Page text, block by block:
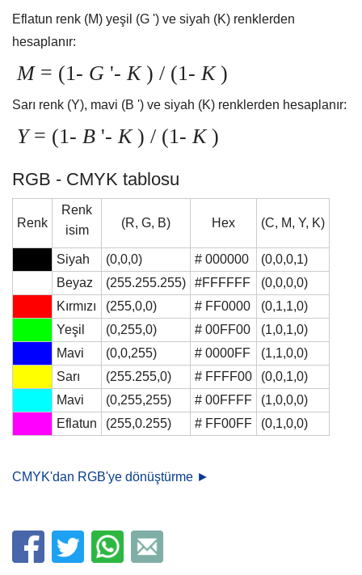
Eflatun renk (M) yeşil (G ') ve siyah (K) renklerden
hesaplanır:
M= (1- G '-K) / (1-K)
Sarı renk (Y), mavi (B ') ve siyah (K) renklerden hesaplanır:
Y= (1- B '-K) / (1-K)
RGB - CMYK tablosu
Renk
Renk
isim
(R, G, B) Hex (C, M, Y, K)
Siyah (0,0,0) # 000000
(0,0,0,1)
Beyaz
(255.255.255) #FFFFFF
(0,0,0,0)
Kırmızı
(255,0,0) # FF0000
(0,1,1,0)
Yeşil
(0,255,0) # 00FF00
(1,0,1,0)
Mavi
(0,0,255) # 0000FF
(1,1,0,0)
Sarı
(255.255,0) # FFFF00
(0,0,1,0)
Mavi
(0,255,255) # 00FFFF
(1,0,0,0)
Eflatun
(255,0.255) # FF00FF (0,1,0,0)
CMYK'dan RGB'ye dönüştürme ►